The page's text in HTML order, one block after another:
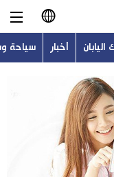
日本語
English
简体字
繁體字
اليابان أخبار سياحة